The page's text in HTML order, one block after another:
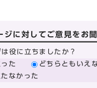
ジに対してご意見をお
役に立ちましたか？
た
どちらともいえ
なかった